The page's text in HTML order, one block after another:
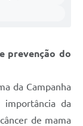
prevenção do
da Campanha
importância da
de mama